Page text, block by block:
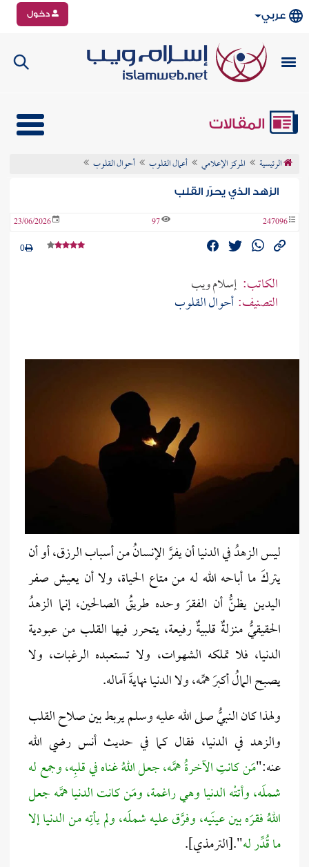
عربي دخول
المقالات
الرئيسية المركز الإعلامي أعمال القلوب أحوال القلوب
الزهد الذي يحرّر القلب
247096
97
23/06/2026
0
الكاتب: إسلام ويب
التصنيف:أحوال القلوب
ليس الزهدُ في الدنيا أن يفرَّ الإنسانُ من أسباب الرزق، أو أن
يتركَ ما أباحه الله له من متاع الحياة، ولا أن يعيش صفر
اليدين يظنُّ أن الفقرَ وحده طريقُ الصالحين، إنما الزهدُ
الحقيقيُّ منزلةٌ قلبيةٌ رفيعة، يتحرر فيها القلب من عبودية
الدنيا، فلا تملكه الشهوات، ولا تستعبده الرغبات، ولا
يصبح المالُ أكبرَ همِّه، ولا الدنيا نهايةَ آماله.
ولهذا كان النبيُّ صلى الله عليه وسلم يربط بين صلاح القلب
والزهد في الدنيا، فقال كما في حديث أنس رضي الله
عنه:"مَن كانتِ الآخرةُ همَّه، جعل اللهُ غناه في قلبِه، وجمع له
شملَه، وأتتْه الدنيا وهي راغمة، ومَن كانت الدنيا همَّه جعل
اللهُ فقرَه بين عينَيه، وفرَّق عليه شملَه،ولم يأتِه من الدنيا إلا
ما قُدِّر له".[الترمذي].